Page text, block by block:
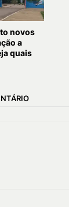
novos
a
quais